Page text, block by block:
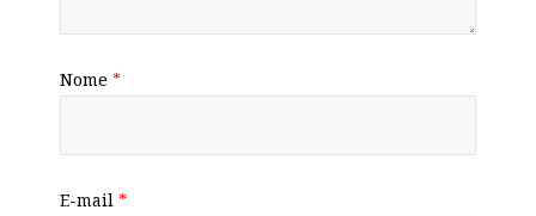
Nome *
E-mail *